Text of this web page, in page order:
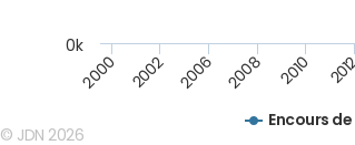
Encours
2000 2002 2006 2008 2010
0k
© JDN 2026